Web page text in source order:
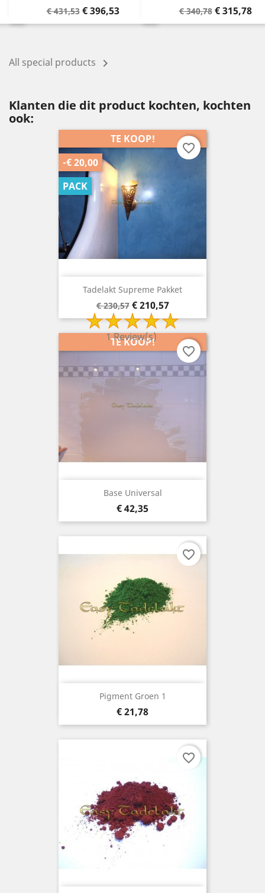
Basisprijs
€ 431,53 Prijs
€ 396,53 Basisprijs
€ 340,78 Prijs
€ 315,78
All special products 
Klanten die dit product kochten, kochten
ook:
Tadelakt Supreme Pakket
Basisprijs
€ 230,57 Prijs
€ 210,57
1 Review(s)
TE KOOP!
-€ 20,00
PACK
favorite_border
Base Universal
Prijs
€ 42,35
TE KOOP!
favorite_border
Pigment Groen 1
Prijs
€ 21,78
favorite_border
favorite_border